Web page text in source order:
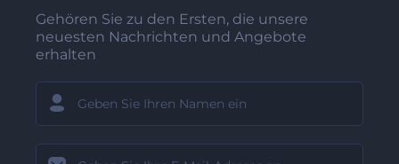
Gehören Sie zu den Ersten, die unsere
neuesten Nachrichten und Angebote
erhalten